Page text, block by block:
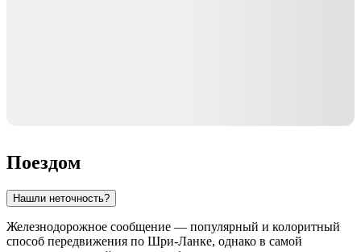
Поездом
Нашли неточность?
Железнодорожное сообщение — популярный и колоритный
способ передвижения по Шри-Ланке, однако в самой